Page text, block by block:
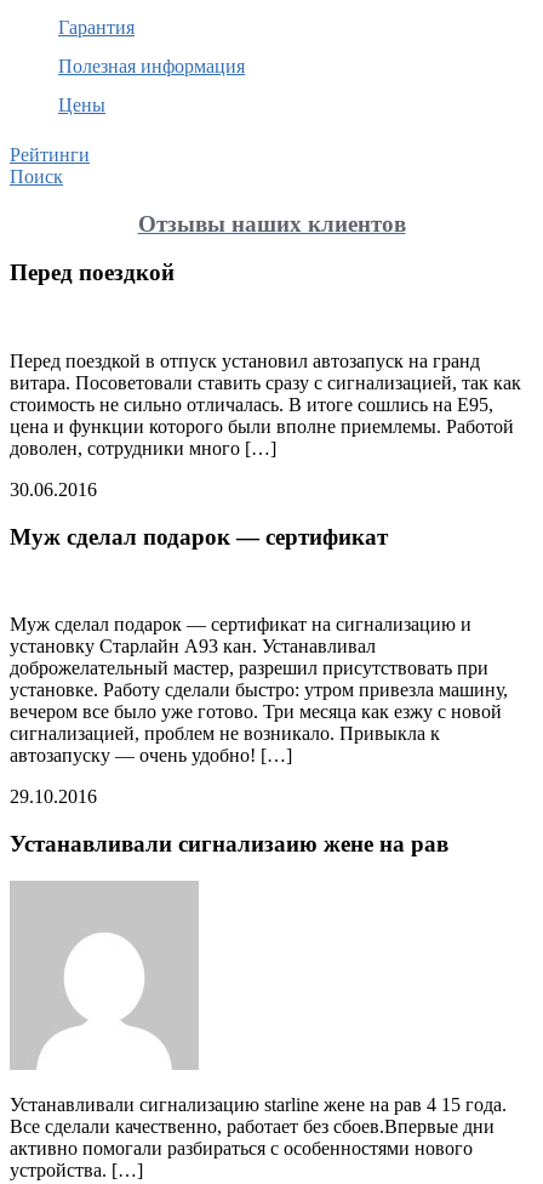
Гарантия
Полезная информация
Цены
Рейтинги
Поиск
Отзывы наших клиентов
Перед поездкой
Перед поездкой в отпуск установил автозапуск на гранд
витара. Посоветовали ставить сразу с сигнализацией, так как
стоимость не сильно отличалась. В итоге сошлись на Е95,
цена и функции которого были вполне приемлемы. Работой
доволен, сотрудники много […]
30.06.2016
Муж сделал подарок — сертификат
Муж сделал подарок — сертификат на сигнализацию и
установку Старлайн А93 кан. Устанавливал
доброжелательный мастер, разрешил присутствовать при
установке. Работу сделали быстро: утром привезла машину,
вечером все было уже готово. Три месяца как езжу с новой
сигнализацией, проблем не возникало. Привыкла к
автозапуску — очень удобно! […]
29.10.2016
Устанавливали сигнализаию жене на рав
Устанавливали сигнализацию starline жене на рав 4 15 года.
Все сделали качественно, работает без сбоев.Впервые дни
активно помогали разбираться с особенностями нового
устройства. […]